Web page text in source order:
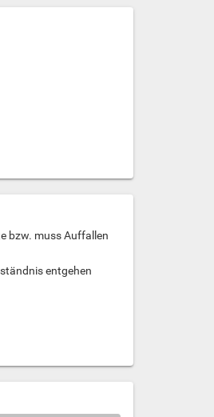
bzw. muss Auffallen
entgehen